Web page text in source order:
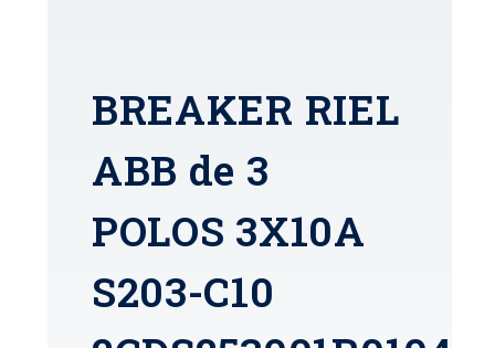
BREAKER RIEL
ABB de 3
POLOS 3X10A
S203-C10